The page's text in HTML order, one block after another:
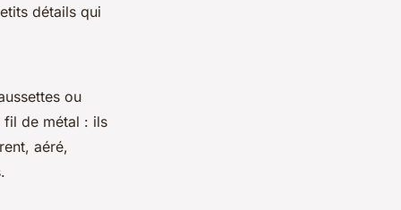
détails qui
ou
de métal : ils
aéré,